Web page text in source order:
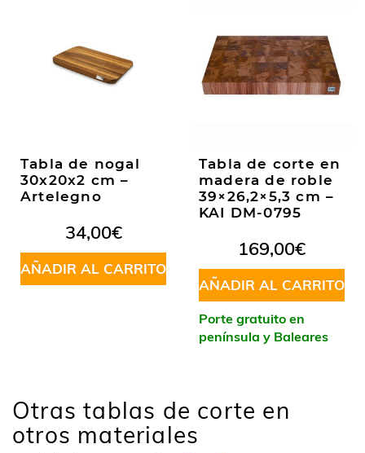
Tabla de nogal
30x20x2 cm –
Artelegno
34,00€
AÑADIR AL CARRITO
Tabla de corte en
madera de roble
39×26,2×5,3 cm –
KAI DM-0795
169,00€
AÑADIR AL CARRITO
Porte gratuito en
península y Baleares
Otras tablas de corte en
otros materiales